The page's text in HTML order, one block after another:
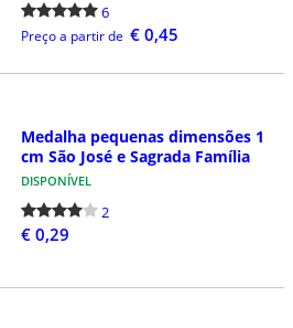
6
Preço a partir de € 0,45
Medalha pequenas dimensões 1
cm São José e Sagrada Família
DISPONÍVEL
2
€ 0,29